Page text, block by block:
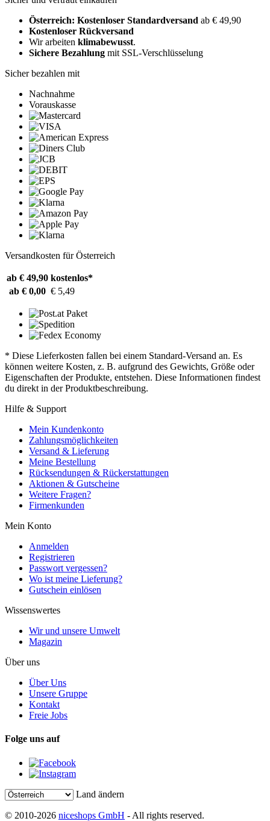
Österreich: Kostenloser Standardversand ab € 49,90
Kostenloser Rückversand
Wir arbeiten klimabewusst.
Sichere Bezahlung mit SSL-Verschlüsselung
Sicher bezahlen mit
Nachnahme
Vorauskasse
Versandkosten für Österreich
ab € 49,90 kostenlos*
ab € 0,00 € 5,49
* Diese Lieferkosten fallen bei einem Standard-Versand an. Es
können weitere Kosten, z. B. aufgrund des Gewichts, Größe oder
Eigenschaften der Produkte, entstehen. Diese Informationen findest
du direkt in der Produktbeschreibung.
Hilfe & Support
Mein Kundenkonto
Zahlungsmöglichkeiten
Versand & Lieferung
Meine Bestellung
Rücksendungen & Rückerstattungen
Aktionen & Gutscheine
Weitere Fragen?
Firmenkunden
Mein Konto
Anmelden
Registrieren
Passwort vergessen?
Wo ist meine Lieferung?
Gutschein einlösen
Wissenswertes
Wir und unsere Umwelt
Magazin
Über uns
Über Uns
Unsere Gruppe
Kontakt
Freie Jobs
Folge uns auf
Land ändern
© 2010-2026 niceshops GmbH - All rights reserved.